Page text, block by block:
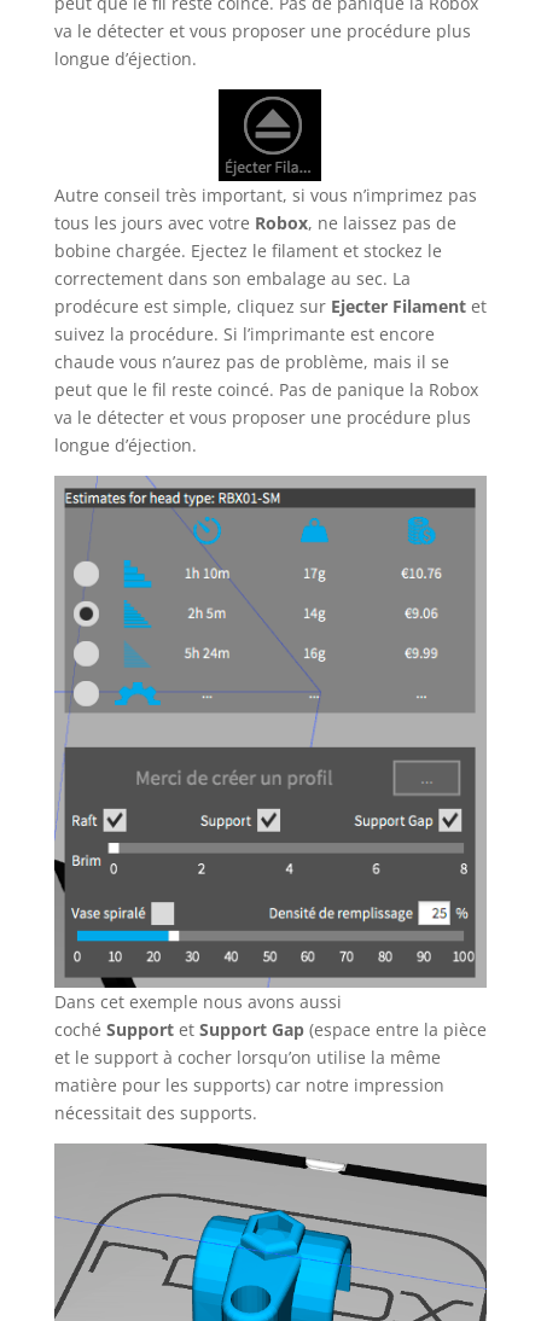
va le détecter et vous proposer une procédure plus
longue d’éjection.
Autre conseil très important, si vous n’imprimez pas
tous les jours avec votre Robox, ne laissez pas de
bobine chargée. Ejectez le filament et stockez le
correctement dans son embalage au sec. La
prodécure est simple, cliquez sur Ejecter Filamentet
suivez la procédure. Si l’imprimante est encore
chaude vous n’aurez pas de problème, mais il se
peut que le fil reste coincé. Pas de panique la Robox
va le détecter et vous proposer une procédure plus
longue d’éjection.
Dans cet exemple nous avons aussi
coché Supportet Support Gap(espace entre la pièce
et le support à cocher lorsqu’on utilise la même
matière pour les supports) car notre impression
nécessitait des supports.